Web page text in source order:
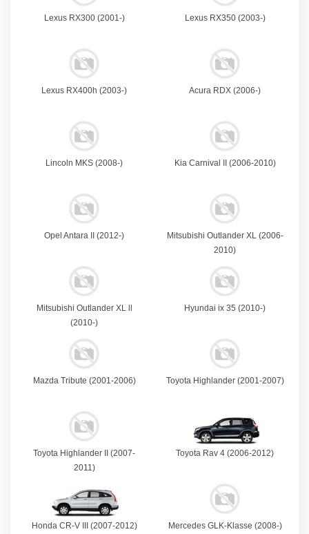
Lexus RX300 (2001-) Lexus RX350 (2003-)
Lexus RX400h (2003-) Acura RDX (2006-)
Lincoln MKS (2008-) Kia Carnival II (2006-2010)
Opel Antara II (2012-)
Mitsubishi Outlander XL (2006-
2010)
Mitsubishi Outlander XL ll
(2010-)
Hyundai ix 35 (2010-)
Mazda Tribute (2001-2006) Toyota Highlander (2001-2007)
Toyota Highlander II (2007-
2011)
Toyota Rav 4 (2006-2012)
Honda CR-V III (2007-2012) Mercedes GLK-Klasse (2008-)